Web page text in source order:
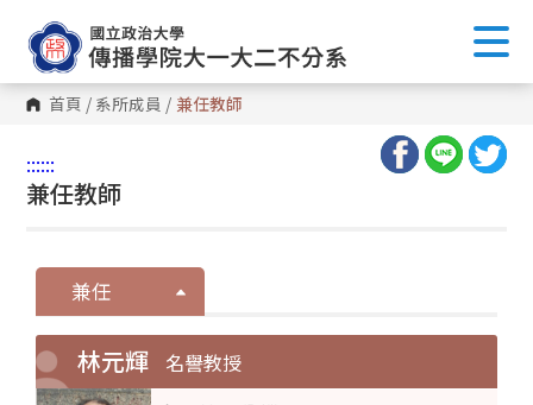
首頁 / 系所成員 / 兼任教師
::::::
兼任教師
兼任
林元輝 名譽教授